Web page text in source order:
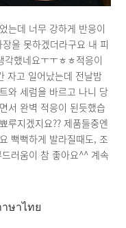
는데 너무 강하게 반응이
을 못하겠더라구요 내 피
했네요ㅜㅜㅎㅎ적응이
자고 일어났는데 전날밤
와 세럼을 바르고 나니 당
서 완벽 적응이 된듯했습
루지겠지요?? 제품들중엔
뻑뻑하게 발라질때도, 조
러움이 참 좋아요^^ 계속
ษาไทย